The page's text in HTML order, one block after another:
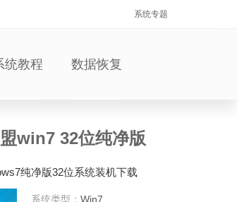
系统专题
统教程 数据恢复
win7 32位纯净版
纯净版32位系统装机下载
系统类型： Win7